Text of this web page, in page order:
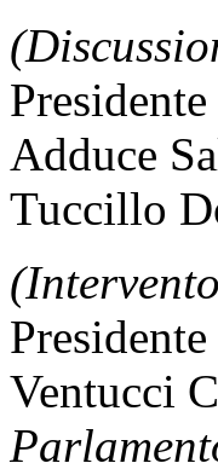
Presidente
Adduce
Tuccillo
Presidente
Ventucci